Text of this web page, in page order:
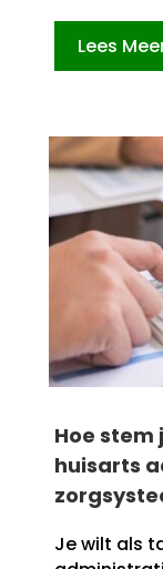
Lees
Hoe
huisarts
Je wilt als